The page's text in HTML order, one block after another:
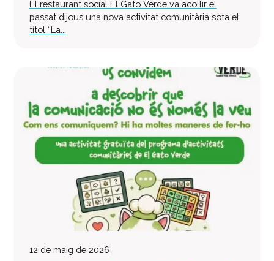
El restaurant social El Gato Verde va acollir el
passat dijous una nova activitat comunitària sota el
títol “La...
12 de maig de 2026